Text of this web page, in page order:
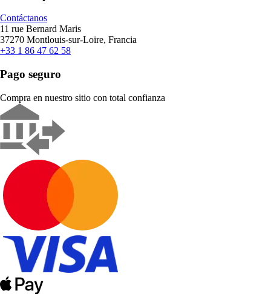
Contáctanos
11 rue Bernard Maris
37270 Montlouis-sur-Loire, Francia
+33 1 86 47 62 58
Pago seguro
Compra en nuestro sitio con total confianza